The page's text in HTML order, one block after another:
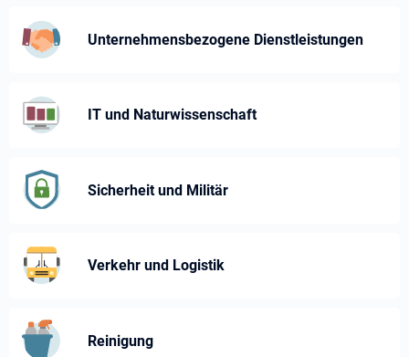
Unternehmens­bezogene Dienst­leistungen
IT und Naturwissenschaft
Sicherheit und Militär
Verkehr und Logistik
Reinigung